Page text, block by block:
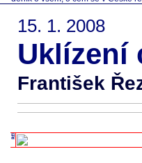
15. 1. 2008
Uklízení
František